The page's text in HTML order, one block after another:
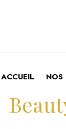
ACCUEIL NOS